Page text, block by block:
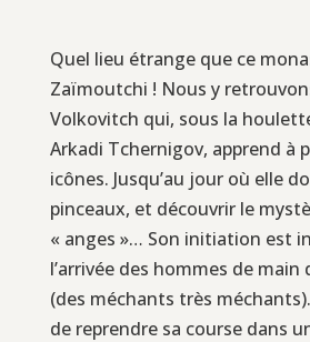
Quel lieu étrange que ce
Zaïmoutchi ! Nous y
Volkovitch qui, sous la
Arkadi Tchernigov, apprend à
icônes. Jusqu’au jour où elle
pinceaux, et découvrir le
« anges »… Son initiation est
l’arrivée des hommes de main
(des méchants très
de reprendre sa course dans